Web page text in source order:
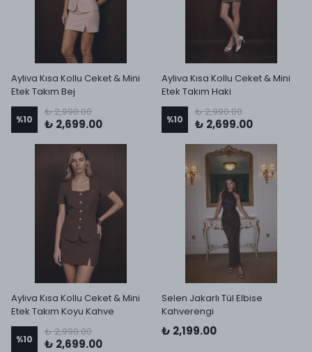
Ayliva Kısa Kollu Ceket & Mini
Etek Takım Bej
%10
₺ 2,990.00
₺ 2,699.00
Ayliva Kısa Kollu Ceket & Mini
Etek Takım Haki
%10
₺ 2,990.00
₺ 2,699.00
Ayliva Kısa Kollu Ceket & Mini
Etek Takım Koyu Kahve
%10
₺ 2,990.00
₺ 2,699.00
Selen Jakarlı Tül Elbise
Kahverengi
₺ 2,199.00